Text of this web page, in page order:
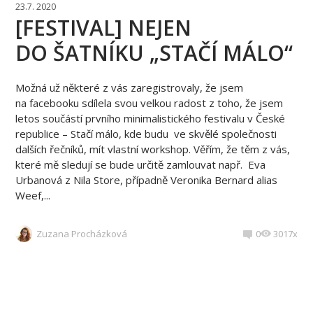
23.7. 2020
[FESTIVAL] NEJEN
DO ŠATNÍKU „STAČÍ MÁLO“
Možná už některé z vás zaregistrovaly, že jsem
na facebooku sdílela svou velkou radost z toho, že jsem
letos součástí prvního minimalistického festivalu v České
republice – Stačí málo, kde budu ve skvělé společnosti
dalších řečníků, mít vlastní workshop. Věřím, že těm z vás,
které mě sledují se bude určitě zamlouvat např. Eva
Urbanová z Nila Store, případně Veronika Bernard alias
Weef,...
Zuzana Procházková 0 3017x